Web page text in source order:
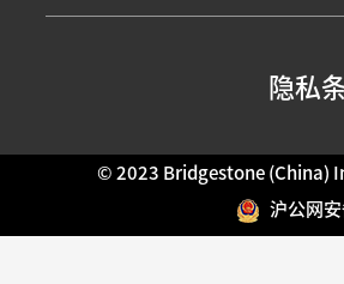
隐私
© 2023 Bridgestone (China)
沪公网